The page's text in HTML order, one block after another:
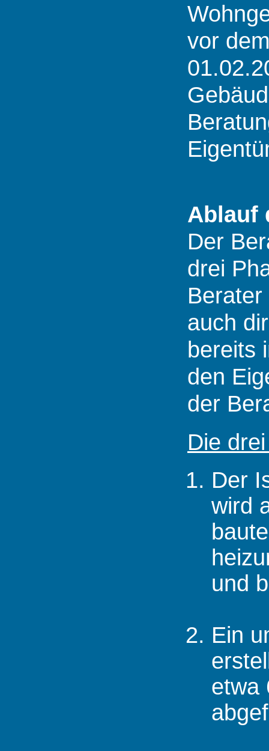
vor
Ablauf
Der
drei
auch
bereits
den
der
Die
Der
wird
und
Ein
etwa